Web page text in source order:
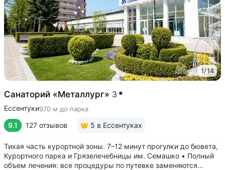
1/14
Санаторий «Металлург» 3
Ессентуки970 м до парка
9.1 127 отзывов 5 в Ессентуках
Тихая часть курортной зоны. 7–12 минут прогулки до бювета,
Курортного парка и Грязелечебницы им. Семашко • Полный
объем лечения: все процедуры по путевке заменяются